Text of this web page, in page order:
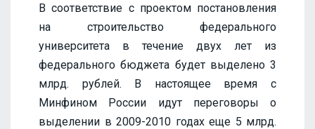
В соответствие с проектом постановления
на строительство федерального
университета в течение двух лет из
федерального бюджета будет выделено 3
млрд. рублей. В настоящее время с
Минфином России идут переговоры о
выделении в 2009-2010 годах еще 5 млрд.